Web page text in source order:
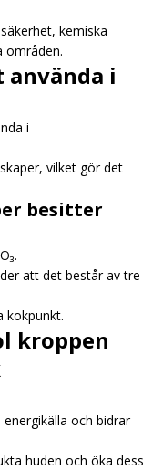
kemiska
områden.
i
i
vilket gör det
besitter
att det består av tre
kokpunkt.
kroppen
och bidrar
huden och öka dess